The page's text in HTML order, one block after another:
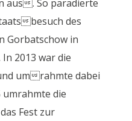
aus. So paradierte
besuch des
Gorbatschow in
2013 war die
umrahmte dabei
umrahmte die
Fest zur